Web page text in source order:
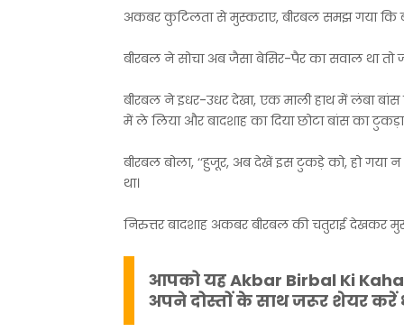
अकबर कुटिलता से मुस्कराए, बीरबल समझ गया
बीरबल ने सोचा अब जैसा बेसिर-पैर का सवाल था तो
बीरबल ने इधर-उधर देखा, एक माली हाथ में लंबा
में ले लिया और बादशाह का दिया छोटा बांस का टुकड़ा
बीरबल बोला, ‘‘हुजूर, अब देखें इस टुकड़े को, हो गया न
था।
निरुत्तर बादशाह अकबर बीरबल की चतुराई देखकर
आपको यहAkbar Birbal Ki
अपने दोस्तों के साथ जरूर शेयर करें